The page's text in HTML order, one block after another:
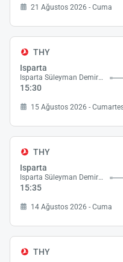
21 Ağustos 2026 - Cuma
THY
Isparta
Isparta Süleyman Demirel Havalimanı
15:30
15 Ağustos 2026 -
THY
Isparta
Isparta Süleyman Demirel Havalimanı
15:35
14 Ağustos 2026 - Cuma
THY